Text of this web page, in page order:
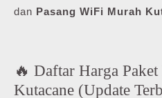
dan Pasang WiFi Murah
🔥 Daftar Harga
Kutacane (Update